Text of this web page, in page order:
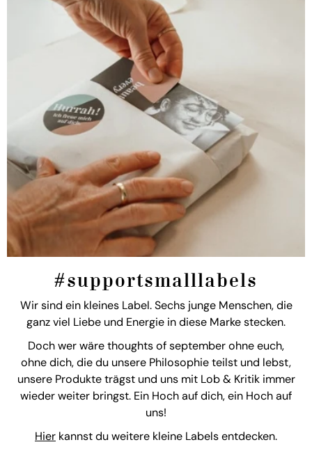
#supportsmalllabels
Wir sind ein kleines Label. Sechs junge Menschen, die
ganz viel Liebe und Energie in diese Marke stecken.
Doch wer wäre thoughts of september ohne euch,
ohne dich, die du unsere Philosophie teilst und lebst,
unsere Produkte trägst und uns mit Lob & Kritik immer
wieder weiter bringst. Ein Hoch auf dich, ein Hoch auf
uns!
Hier kannst du weitere kleine Labels entdecken.